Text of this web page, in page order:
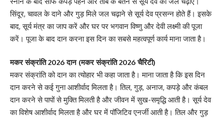
सिंदूर, चावल के दाने और गुड़ मिले जल चढ़ाने से सूर्य देव प्रसन्न होते हैं। इसके
बाद, सूर्य मंत्र का जाप करें और घर पर भगवान विष्णु और देवी लक्ष्मी की पूजा
करें। पूजा के बाद दान करना इस दिन का सबसे महत्वपूर्ण कार्य माना जाता है।
मकर संक्रांति 2026 दान (मकर संक्रांति 2026 चैरिटी)
मकर संक्रांति को दान का त्योहार भी कहा जाता है। माना जाता है कि इस दिन
दान करने से कई गुना आशीर्वाद मिलता है। तिल, गुड़, अनाज, कपड़े और कंबल
दान करने से पापों से मुक्ति मिलती है और जीवन में सुख-समृद्धि आती है। सूर्य देव
का विशेष आशीर्वाद मिलता है और घर में पॉजिटिव एनर्जी आती है। तिल और गुड़